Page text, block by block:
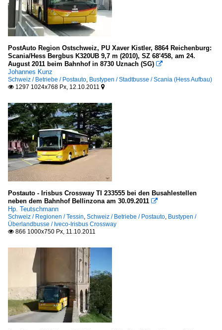
PostAuto Region Ostschweiz, PU Xaver Kistler, 8864 Reichenburg:
Scania/Hess Bergbus K320UB 9,7 m (2010), SZ 68'458, am 24.
August 2011 beim Bahnhof in 8730 Uznach (SG) 
Johannes Kunz
Schweiz / Betriebe / Postauto, Bustypen / Stadtbusse / Scania (Hess Aufbau)
 1297 1024x768 Px, 12.10.2011 
Postauto - Irisbus Crossway TI 233555 bei den Busahlestellen
neben dem Bahnhof Bellinzona am 30.09.2011 
Hp. Teutschmann
Schweiz / Regionen / Tessin, Schweiz / Betriebe / Postauto, Bustypen /
Überlandbusse / Iveco-Irisbus Crossway
 866 1000x750 Px, 11.10.2011